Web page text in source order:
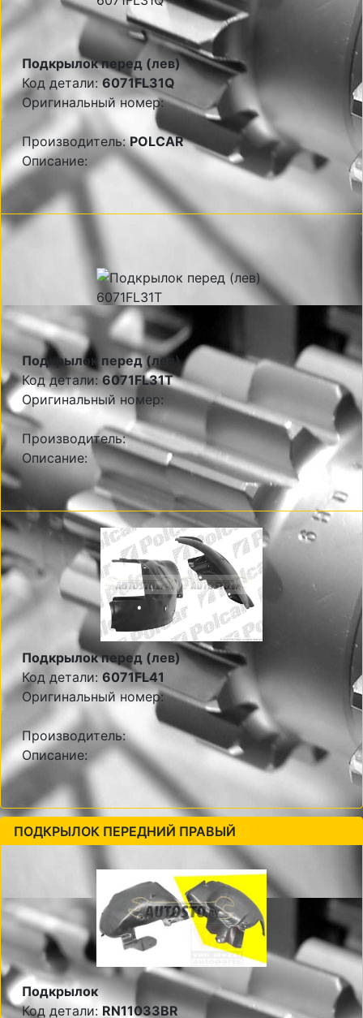
Подкрылок перед (лев)
Код детали: 6071FL31Q
Оригинальный номер:
Производитель:POLCAR
Описание:
Подкрылок перед (лев)
Код детали: 6071FL31T
Оригинальный номер:
Производитель:
Описание:
Подкрылок перед (лев)
Код детали: 6071FL41
Оригинальный номер:
Производитель:
Описание:
ПОДКРЫЛОК ПЕРЕДНИЙ ПРАВЫЙ
Подкрылок
Код детали: RN11033BR